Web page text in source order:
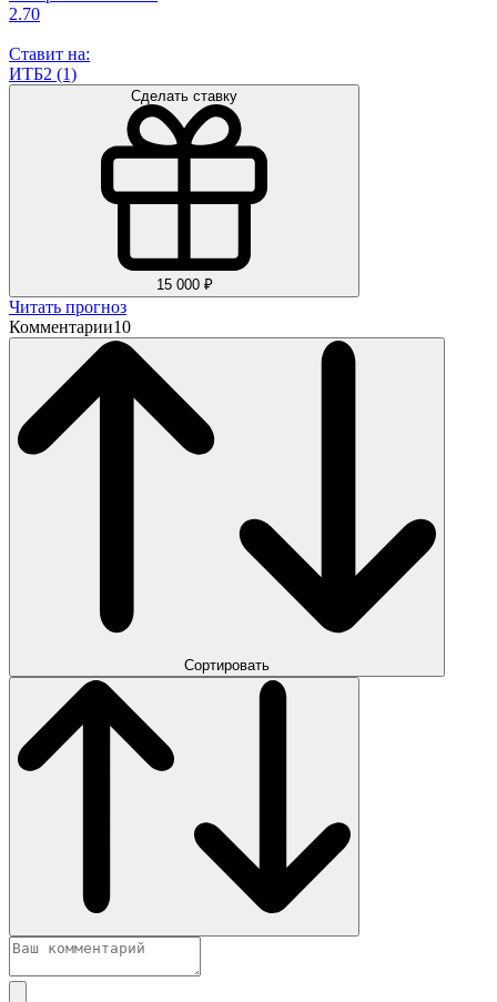
2.70
Ставит на:
ИТБ2 (1)
Сделать ставку
15 000 ₽
Читать прогноз
Комментарии10
Сортировать